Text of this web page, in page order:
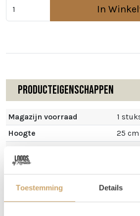
Toestemming Details
In
Producteigenschappen
Magazijn voorraad
1
Hoogte
25 cm
Omschrijving